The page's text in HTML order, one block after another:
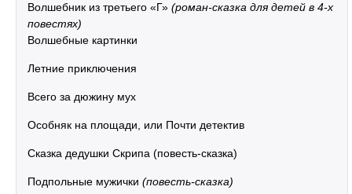
Волшебник из третьего «Г» (роман-сказка для детей в 4-х
повестях)
Волшебные картинки
Летние приключения
Всего за дюжину мух
Особняк на площади, или Почти детектив
Сказка дедушки Скрипа (повесть-сказка)
Подпольные мужички (повесть-сказка)